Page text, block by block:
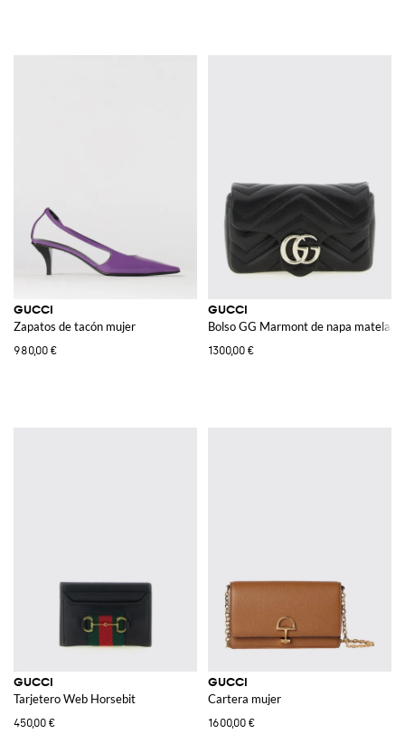
GUCCI
Zapatos de tacón mujer
980,00 €
GUCCI
Bolso GG Marmont de napa
1300,00 €
GUCCI
Tarjetero Web Horsebit
450,00 €
GUCCI
Cartera mujer
1600,00 €